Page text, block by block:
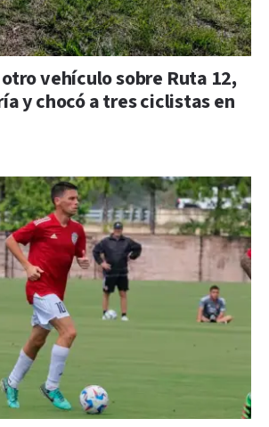
vehículo sobre Ruta 12,
y chocó a tres ciclistas en